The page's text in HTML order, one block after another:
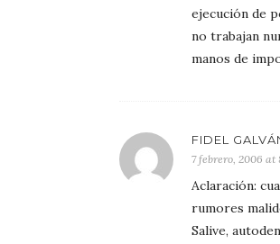
ejecución de
no trabajan
manos de
FIDEL
7 febrero, 2006 at
Aclaración:
rumores
Salive,